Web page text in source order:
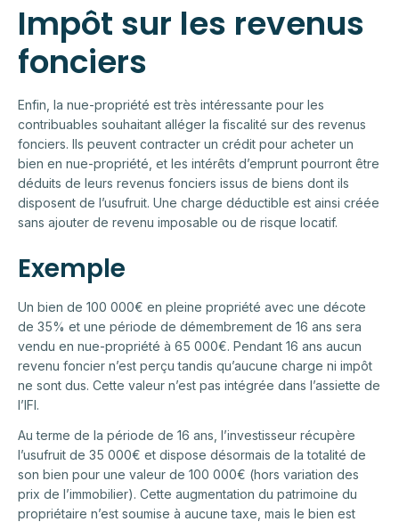
Impôt sur les revenus
fonciers
Enfin, la nue-propriété est très intéressante pour les
contribuables souhaitant alléger la fiscalité sur des revenus
fonciers. Ils peuvent contracter un crédit pour acheter un
bien en nue-propriété, et les intérêts d’emprunt pourront être
déduits de leurs revenus fonciers issus de biens dont ils
disposent de l’usufruit. Une charge déductible est ainsi créée
sans ajouter de revenu imposable ou de risque locatif.
Exemple
Un bien de 100 000€ en pleine propriété avec une décote
de 35% et une période de démembrement de 16 ans sera
vendu en nue-propriété à 65 000€. Pendant 16 ans aucun
revenu foncier n’est perçu tandis qu’aucune charge ni impôt
ne sont dus. Cette valeur n’est pas intégrée dans l’assiette de
l’IFI.
Au terme de la période de 16 ans, l’investisseur récupère
l’usufruit de 35 000€ et dispose désormais de la totalité de
son bien pour une valeur de 100 000€ (hors variation des
prix de l’immobilier). Cette augmentation du patrimoine du
propriétaire n’est soumise à aucune taxe, mais le bien est